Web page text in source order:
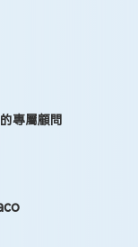
專屬顧問